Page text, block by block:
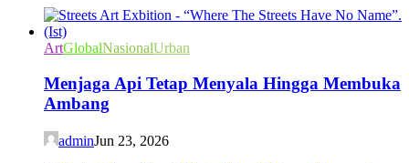
ArtGlobalNasionalUrban
Menjaga Api Tetap Menyala Hingga Membuka
Ambang
adminJun 23, 2026